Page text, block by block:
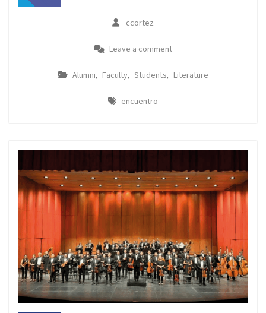
ccortez
Leave a comment
Alumni, Faculty, Students, Literature
encuentro